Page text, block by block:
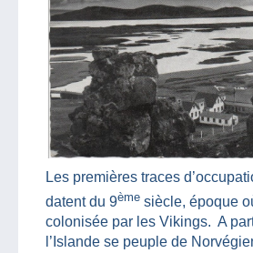
Les premières traces
datent du 9ème siècle, époque
colonisée par les Vikings. A
l’Islande se peuple de